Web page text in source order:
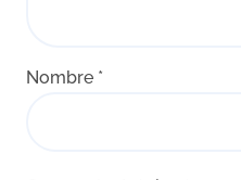
Nombre *